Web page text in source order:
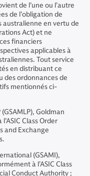
de l’une ou l’autre
de l’obligation de
australienne en vertu de
Act) et ne
financiers
applicables à
Tout service
en distribuant ce
des ordonnances de
mentionnés ci-
Goldman
Class Order
and Exchange
(GSAMI),
à l’ASIC Class
Conduct Authority ;